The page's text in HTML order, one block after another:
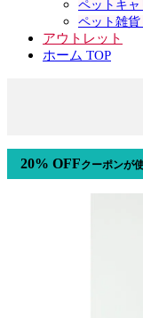
ペットキャ
ペット雑
アウトレット
ホーム TOP
20% OFFクーポンが